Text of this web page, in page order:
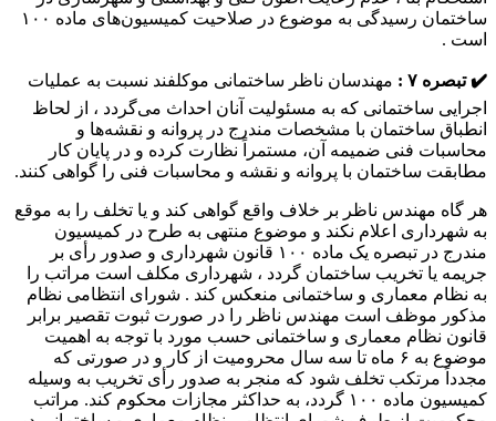
ساختمان رسیدگی به موضوع در صلاحیت کمیسیون‌های ماده ۱۰۰
است .
✔️ تبصره ۷ :
مهندسان ناظر ساختمانی موکلفند نسبت به عملیات
اجرایی ساختمانی که به مسئولیت آنان احداث می‌گردد ، از لحاظ
انطباق ساختمان با مشخصات مندرج در پروانه و نقشه‌ها و
محاسبات فنی ضمیمه آن، مستمراً نظارت کرده و در پایان کار
مطابقت ساختمان با پروانه و نقشه و محاسبات فنی را گواهی کنند.
هر گاه مهندس ناظر بر خلاف واقع گواهی کند و یا تخلف را به موقع
به شهرداری اعلام نکند و موضوع منتهی به طرح در کمیسیون
مندرج در تبصره یک ماده ۱۰۰ قانون شهرداری و صدور رأی بر
جریمه یا تخریب ساختمان گردد ، شهرداری مکلف است مراتب را
به نظام معماری و ساختمانی منعکس کند . شورای انتظامی نظام
مذکور موظف است مهندس ناظر را در صورت ثبوت تقصیر برابر
قانون نظام معماری و ساختمانی حسب مورد با توجه به اهمیت
موضوع به ۶ ماه تا سه سال محرومیت از کار و در صورتی که
مجدداً مرتکب تخلف شود که منجر به صدور رأی تخریب به وسیله
کمیسیون ماده ۱۰۰ گردد، به حداکثر مجازات محکوم کند. مراتب